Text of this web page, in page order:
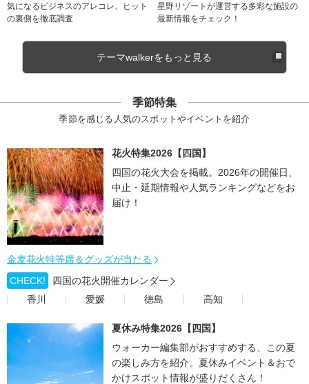
気になるビジネスのアレコレ、ヒット
の裏側を徹底調査
星野リゾートが運営する多彩な施設の
最新情報をチェック！
テーマwalkerをもっと見る
季節特集
季節を感じる人気のスポットやイベントを紹介
花火特集2026【四国】
四国の花火大会を掲載。2026年の開催日、
中止・延期情報や人気ランキングなどをお
届け！
金麦花火特等席＆グッズが当たる
CHECK!
四国の花火開催カレンダー
香川
愛媛 徳島 高知
夏休み特集2026【四国】
ウォーカー編集部がおすすめする、この夏
の楽しみ方を紹介。夏休みイベント＆おで
かけスポット情報が盛りだくさん！